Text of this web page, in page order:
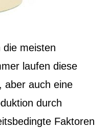
die meisten
laufen diese
aber auch eine
durch
Faktoren